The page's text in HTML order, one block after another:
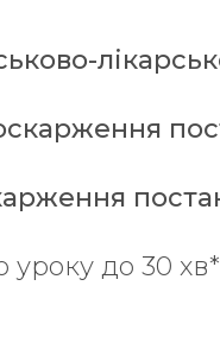
уроку до 30 хв*